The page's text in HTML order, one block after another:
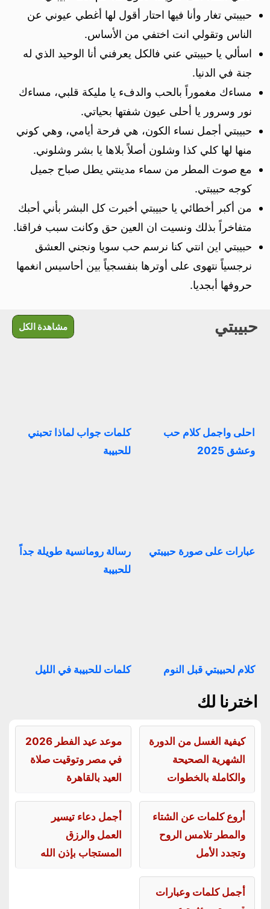
حبيبتي تغار وأنا فيها احتار أقول لها أغطي عيوني عن
الناس وتقولي انت اختفي من الأساس.
اسألي يا حبيبتي عني فالكل يعرفني أنا الوحيد الذي له
جنة في الدنيا.
مساءك مغموراً بالحب والدفء يا مليكة قلبي، مساءك
نور وسرور يا أحلى عيون شفتها بحياتي.
حبيبتي أجمل نساء الكون، هي فرحة أيامي، وهي كوني
منها لها كلي كذا وشلون أصلاً بلاها يا بشر وشلوني.
مع صوت المطر من سماء مدينتي يطل صباح جميل
كوجه حبيبتي.
من أكبر أخطائي يا حبيبتي أخبرت كل البشر بأني أحبك
متفاخراً بذلك ونسيت ان العين حق وكانت سبب فراقنا.
حبيبتي اين انتي كنا نرسم حب سويا ونجني العشق
نرجسياً نتهوى على أوترها بنفسجياً بين أحاسيس انغمها
حروفها أبجديا.
حبيبتي مشاهدة الكل
احلى واجمل كلام حب
وعشق 2025
كلمات جواب لماذا تحبني
للحبيبة
عبارات على صورة حبيبتي
رسالة رومانسية طويلة جداً
للحبيبة
كلام لحبيبتي قبل النوم كلمات للحبيبة في الليل
اخترنا لك
كيفية الغسل من الدورة
الشهرية الصحيحة
والكاملة بالخطوات
موعد عيد الفطر 2026
في مصر وتوقيت صلاة
العيد بالقاهرة
أروع كلمات عن الشتاء
والمطر تلامس الروح
وتجدد الأمل
أجمل دعاء تيسير
العمل والرزق
المستجاب بإذن الله
أجمل كلمات وعبارات